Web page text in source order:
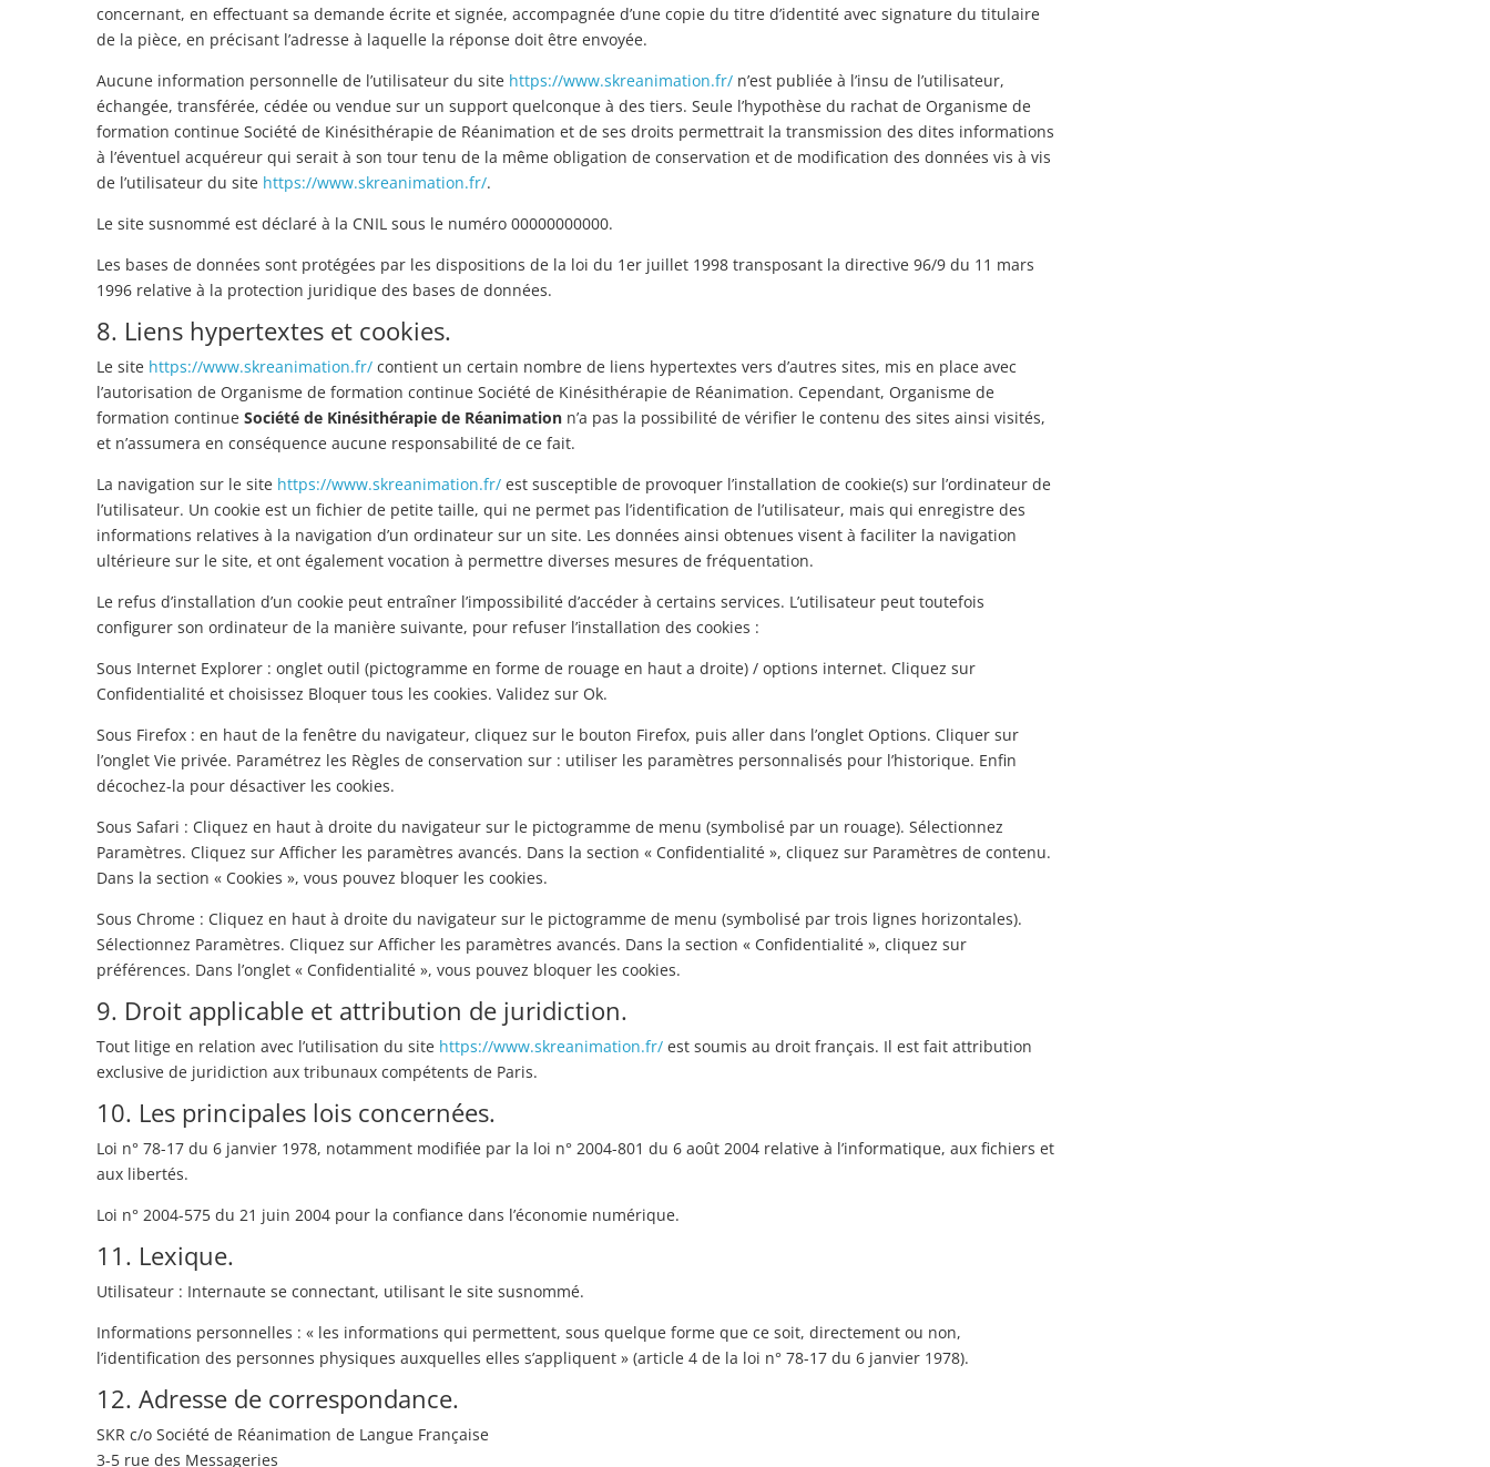
concernant, en effectuant sa demande écrite et signée, accompagnée d’une copie du titre d’identité avec signature du titulaire
de la pièce, en précisant l’adresse à laquelle la réponse doit être envoyée.
Aucune information personnelle de l’utilisateur du site https://www.skreanimation.fr/ n’est publiée à l’insu de l’utilisateur,
échangée, transférée, cédée ou vendue sur un support quelconque à des tiers. Seule l’hypothèse du rachat de Organisme de
formation continue Société de Kinésithérapie de Réanimation et de ses droits permettrait la transmission des dites informations
à l’éventuel acquéreur qui serait à son tour tenu de la même obligation de conservation et de modification des données vis à vis
de l’utilisateur du site https://www.skreanimation.fr/.
Le site susnommé est déclaré à la CNIL sous le numéro 00000000000.
Les bases de données sont protégées par les dispositions de la loi du 1er juillet 1998 transposant la directive 96/9 du 11 mars
1996 relative à la protection juridique des bases de données.
8. Liens hypertextes et cookies.
Le site https://www.skreanimation.fr/ contient un certain nombre de liens hypertextes vers d’autres sites, mis en place avec
l’autorisation de Organisme de formation continue Société de Kinésithérapie de Réanimation. Cependant, Organisme de
formation continue Société de Kinésithérapie de Réanimation n’a pas la possibilité de vérifier le contenu des sites ainsi visités,
et n’assumera en conséquence aucune responsabilité de ce fait.
La navigation sur le site https://www.skreanimation.fr/ est susceptible de provoquer l’installation de cookie(s) sur l’ordinateur de
l’utilisateur. Un cookie est un fichier de petite taille, qui ne permet pas l’identification de l’utilisateur, mais qui enregistre des
informations relatives à la navigation d’un ordinateur sur un site. Les données ainsi obtenues visent à faciliter la navigation
ultérieure sur le site, et ont également vocation à permettre diverses mesures de fréquentation.
Le refus d’installation d’un cookie peut entraîner l’impossibilité d’accéder à certains services. L’utilisateur peut toutefois
configurer son ordinateur de la manière suivante, pour refuser l’installation des cookies :
Sous Internet Explorer : onglet outil (pictogramme en forme de rouage en haut a droite) / options internet. Cliquez sur
Confidentialité et choisissez Bloquer tous les cookies. Validez sur Ok.
Sous Firefox : en haut de la fenêtre du navigateur, cliquez sur le bouton Firefox, puis aller dans l’onglet Options. Cliquer sur
l’onglet Vie privée. Paramétrez les Règles de conservation sur : utiliser les paramètres personnalisés pour l’historique. Enfin
décochez-la pour désactiver les cookies.
Sous Safari : Cliquez en haut à droite du navigateur sur le pictogramme de menu (symbolisé par un rouage). Sélectionnez
Paramètres. Cliquez sur Afficher les paramètres avancés. Dans la section « Confidentialité », cliquez sur Paramètres de contenu.
Dans la section « Cookies », vous pouvez bloquer les cookies.
Sous Chrome : Cliquez en haut à droite du navigateur sur le pictogramme de menu (symbolisé par trois lignes horizontales).
Sélectionnez Paramètres. Cliquez sur Afficher les paramètres avancés. Dans la section « Confidentialité », cliquez sur
préférences. Dans l’onglet « Confidentialité », vous pouvez bloquer les cookies.
9. Droit applicable et attribution de juridiction.
Tout litige en relation avec l’utilisation du site https://www.skreanimation.fr/ est soumis au droit français. Il est fait attribution
exclusive de juridiction aux tribunaux compétents de Paris.
10. Les principales lois concernées.
Loi n° 78-17 du 6 janvier 1978, notamment modifiée par la loi n° 2004-801 du 6 août 2004 relative à l’informatique, aux fichiers et
aux libertés.
Loi n° 2004-575 du 21 juin 2004 pour la confiance dans l’économie numérique.
11. Lexique.
Utilisateur : Internaute se connectant, utilisant le site susnommé.
Informations personnelles : « les informations qui permettent, sous quelque forme que ce soit, directement ou non,
l’identification des personnes physiques auxquelles elles s’appliquent » (article 4 de la loi n° 78-17 du 6 janvier 1978).
12. Adresse de correspondance.
SKR c/o Société de Réanimation de Langue Française
3-5 rue des Messageries